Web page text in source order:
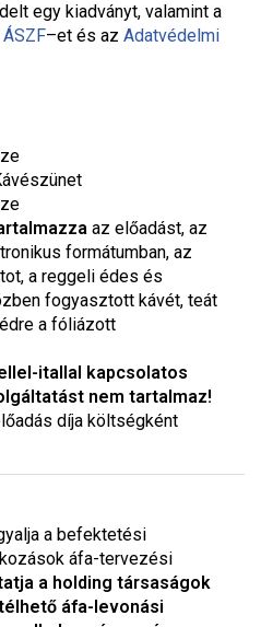
egy kiadványt, valamint a
ÁSZF–et és az Adatvédelmi
az előadást, az
formátumban, az
a reggeli édes és
fogyasztott kávét, teát
a fóliázott
itallal kapcsolatos
nem tartalmaz!
díja költségként
a befektetési
áfa-tervezési
a holding társaságok
áfa-levonási